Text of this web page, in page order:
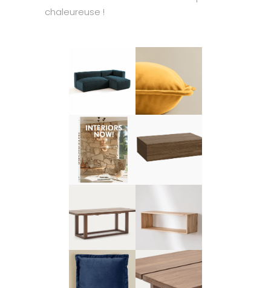
chaleureuse !